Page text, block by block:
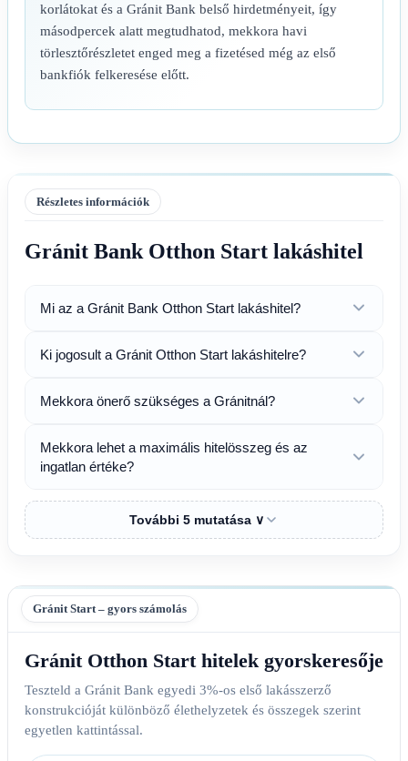
korlátokat és a Gránit Bank belső hirdetményeit, így
másodpercek alatt megtudhatod, mekkora havi
törlesztőrészletet enged meg a fizetésed még az első
bankfiók felkeresése előtt.
Részletes információk
Gránit Bank Otthon Start lakáshitel
Mi az a Gránit Bank Otthon Start lakáshitel?
Ki jogosult a Gránit Otthon Start lakáshitelre?
Mekkora önerő szükséges a Gránitnál?
Mekkora lehet a maximális hitelösszeg és az
ingatlan értéke?
További 5 mutatása ∨
Gránit Start – gyors számolás
Gránit Otthon Start hitelek gyorskeresője
Teszteld a Gránit Bank egyedi 3%-os első lakásszerző
konstrukcióját különböző élethelyzetek és összegek szerint
egyetlen kattintással.